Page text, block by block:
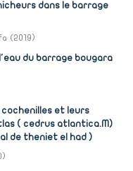
dans le barrage
(2019)
du barrage bougara
cochenilles et leurs
( cedrus atlantica.M)
de theniet el had )
)